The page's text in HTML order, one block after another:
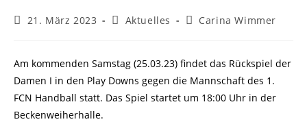
Beitrag
21. März 2023
Beitrags-
Aktuelles
Beitrags-
Carina Wimmer
Am kommenden Samstag (25.03.23) findet das Rückspiel der
Damen I in den Play Downs gegen die Mannschaft des 1.
FCN Handball statt. Das Spiel startet um 18:00 Uhr in der
Beckenweiherhalle.